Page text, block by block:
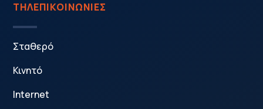
ΤΗΛΕΠΙΚΟΙΝΩΝΙΕΣ
Σταθερό
Κινητό
Internet